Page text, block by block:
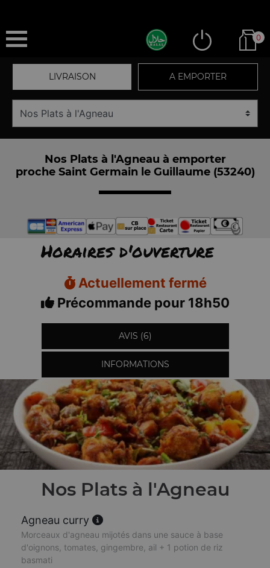
0
LIVRAISON A EMPORTER
Nos Plats à l'Agneau à emporter
proche Saint Germain le Guillaume (53240)
Horaires d'ouverture
Actuellement fermé
Précommande pour 18h50
AVIS (6)
INFORMATIONS
Nos Plats à l'Agneau
Agneau curry
Morceaux d'agneau mijotés dans une sauce à base
d'oignons, tomates, gingembre, ail + 1 potion de riz
basmati